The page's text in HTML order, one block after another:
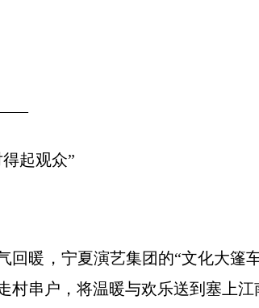
——
起观众”
暖，宁夏演艺集团的“文化大篷
村串户，将温暖与欢乐送到塞上江